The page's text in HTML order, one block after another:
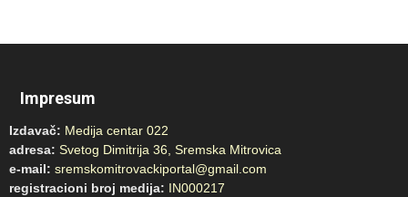
Impresum
Izdavač: Medija centar 022
adresa: Svetog Dimitrija 36, Sremska Mitrovica
e-mail: sremskomitrovackiportal@gmail.com
registracioni broj medija: IN000217